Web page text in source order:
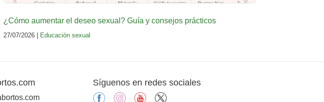
¿Cómo aumentar el deseo sexual? Guía y consejos prácticos
27/07/2026 | Educación sexual
Síguenos en redes sociales
facebookinstagramyoutube